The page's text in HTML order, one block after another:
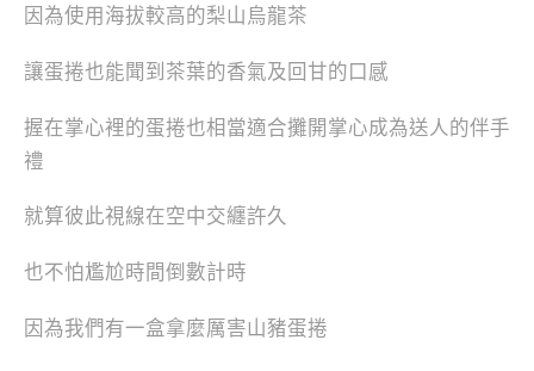
因為使用海拔較高的梨山烏龍茶
讓蛋捲也能聞到茶葉的香氣及回甘的口感
握在掌心裡的蛋捲也相當適合攤開掌心成為送人的伴手
禮
就算彼此視線在空中交纏許久
也不怕尷尬時間倒數計時
因為我們有一盒拿麼厲害山豬蛋捲